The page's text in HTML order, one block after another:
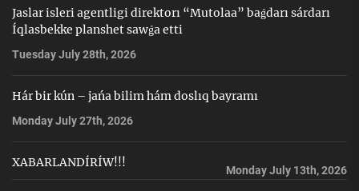
Jaslar isleri agentligi direktorı “Mutolaa” baǵdarı sárdarı
Íqlasbekke planshet sawǵa etti
Tuesday July 28th, 2026
Hár bir kún – jańa bilim hám doslıq bayramı
Monday July 27th, 2026
XABARLANDÍRÍW!!!
Monday July 13th, 2026